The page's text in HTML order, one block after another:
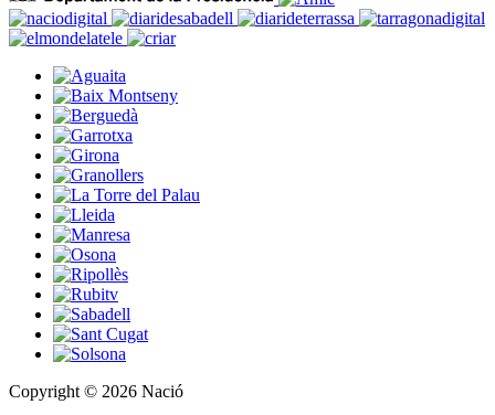
Copyright © 2026 Nació